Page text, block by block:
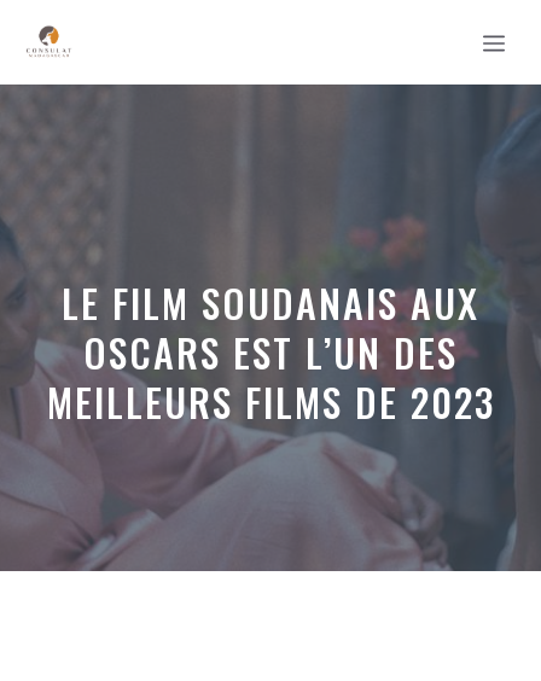
contenu
LE FILM SOUDANAIS AUX
OSCARS EST L’UN DES
MEILLEURS FILMS DE 2023